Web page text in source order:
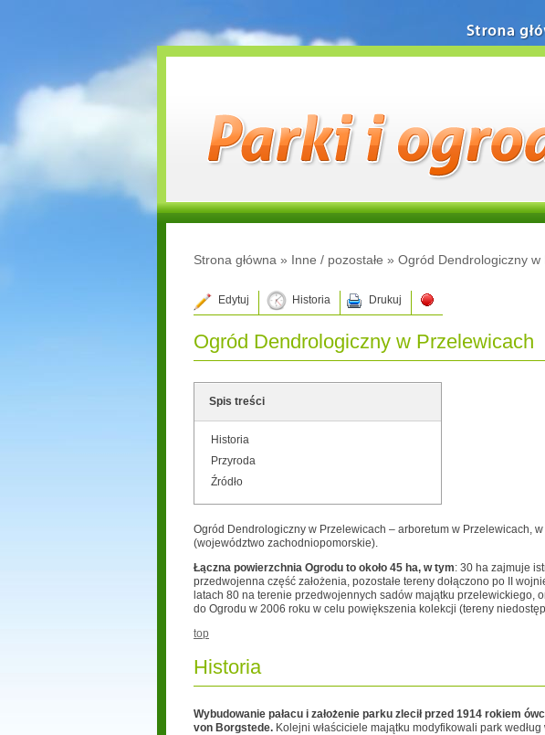
Strona główna » Inne / pozostałe » Ogród Dendrologiczny w
Edytuj Historia Drukuj
Ogród Dendrologiczny w Przelewicach
Spis treści
Historia
Przyroda
Źródło
Ogród Dendrologiczny w Przelewicach – arboretum w Przelewicach,
(województwo zachodniopomorskie).
Łączna powierzchnia Ogrodu to około 45 ha, w tym: 30 ha zajmuje
przedwojenna część założenia, pozostałe tereny dołączono po II
latach 80 na terenie przedwojennych sadów majątku przelewickiego,
do Ogrodu w 2006 roku w celu powiększenia kolekcji (tereny
top
Historia
Wybudowanie pałacu i założenie parku zlecił przed 1914 rokiem
von Borgstede. Kolejni właściciele majątku modyfikowali park
Strona